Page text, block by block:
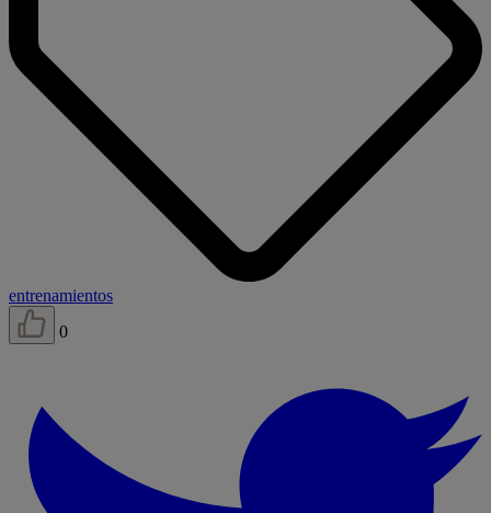
entrenamientos
0